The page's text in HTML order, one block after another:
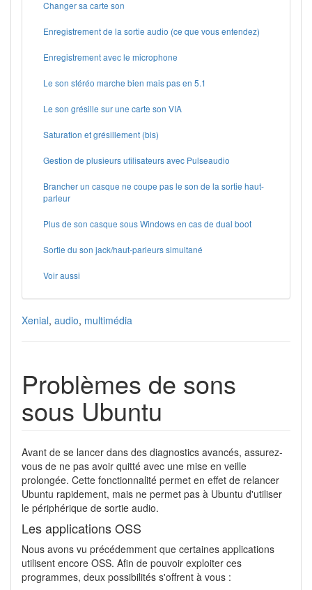
Changer sa carte son
Enregistrement de la sortie audio (ce que vous entendez)
Enregistrement avec le microphone
Le son stéréo marche bien mais pas en 5.1
Le son grésille sur une carte son VIA
Saturation et grésillement (bis)
Gestion de plusieurs utilisateurs avec Pulseaudio
Brancher un casque ne coupe pas le son de la sortie haut-
parleur
Plus de son casque sous Windows en cas de dual boot
Sortie du son jack/haut-parleurs simultané
Voir aussi
Xenial, audio, multimédia
Problèmes de sons
sous Ubuntu
Avant de se lancer dans des diagnostics avancés, assurez-
vous de ne pas avoir quitté avec une mise en veille
prolongée. Cette fonctionnalité permet en effet de relancer
Ubuntu rapidement, mais ne permet pas à Ubuntu d'utiliser
le périphérique de sortie audio.
Les applications OSS
Nous avons vu précédemment que certaines applications
utilisent encore OSS. Afin de pouvoir exploiter ces
programmes, deux possibilités s'offrent à vous :